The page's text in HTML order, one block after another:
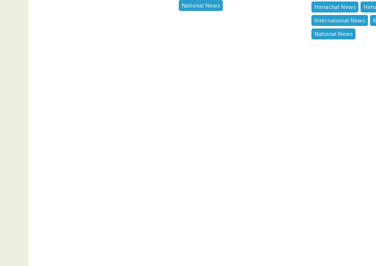
National News
Himachal News
International News
National News